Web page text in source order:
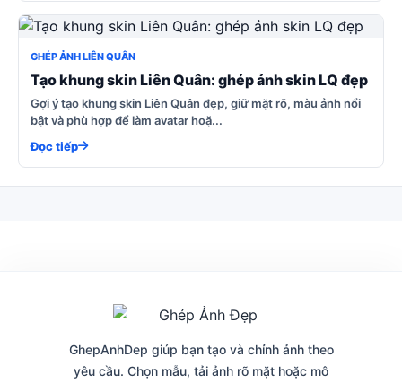
GHÉP ẢNH LIÊN QUÂN
Tạo khung skin Liên Quân: ghép ảnh skin LQ đẹp
Gợi ý tạo khung skin Liên Quân đẹp, giữ mặt rõ, màu ảnh nổi
bật và phù hợp để làm avatar hoặ...
Đọc tiếp
GhepAnhDep giúp bạn tạo và chỉnh ảnh theo
yêu cầu. Chọn mẫu, tải ảnh rõ mặt hoặc mô